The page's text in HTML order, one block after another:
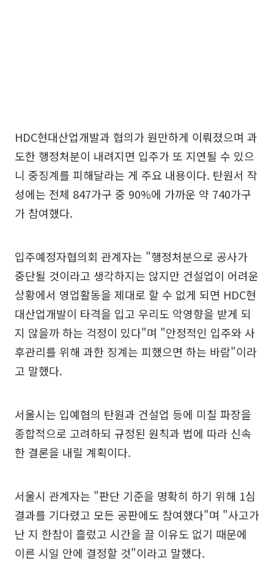
HDC현대산업개발과 협의가 원만하게 이뤄졌으며 과
도한 행정처분이 내려지면 입주가 또 지연될 수 있으
니 중징계를 피해달라는 게 주요 내용이다. 탄원서 작
성에는 전체 847가구 중 90%에 가까운 약 740가구
가 참여했다.
입주예정자협의회 관계자는 "행정처분으로 공사가
중단될 것이라고 생각하지는 않지만 건설업이 어려운
상황에서 영업활동을 제대로 할 수 없게 되면 HDC현
대산업개발이 타격을 입고 우리도 악영향을 받게 되
지 않을까 하는 걱정이 있다"며 "안정적인 입주와 사
후관리를 위해 과한 징계는 피했으면 하는 바람"이라
고 말했다.
서울시는 입예협의 탄원과 건설업 등에 미칠 파장을
종합적으로 고려하되 규정된 원칙과 법에 따라 신속
한 결론을 내릴 계획이다.
서울시 관계자는 "판단 기준을 명확히 하기 위해 1심
결과를 기다렸고 모든 공판에도 참여했다"며 "사고가
난 지 한참이 흘렀고 시간을 끌 이유도 없기 때문에
이른 시일 안에 결정할 것"이라고 말했다.